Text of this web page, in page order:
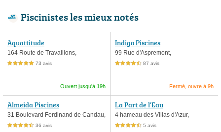
Piscinistes les mieux notés
Aquattitude
164 Route de Travaillons,
5,0 étoiles sur 5 73 avis
Ouvert jusqu'à 19h
Indigo Piscines
99 Rue d'Aspremont,
4,5 étoiles sur 5 87 avis
Fermé, ouvre à 9h
Almeida Piscines
31 Boulevard Ferdinand de Candau,
4,5 étoiles sur 5 36 avis
La Part de l'Eau
4 hameau des Villas d'Azur,
4,5 étoiles sur 5 5 avis